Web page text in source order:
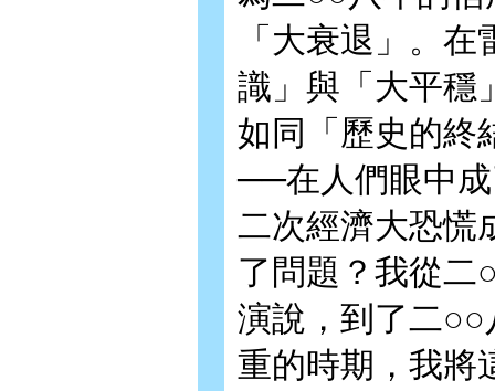
「大衰退」。
識」與「大平穩
如同「歷史的終
──在人們眼中
二次經濟大恐慌
了問題？我從二
演說，到了二
重的時期，我將